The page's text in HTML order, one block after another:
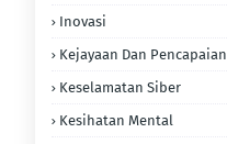
Inovasi
Kejayaan Dan Pencapaian
Keselamatan Siber
Kesihatan Mental